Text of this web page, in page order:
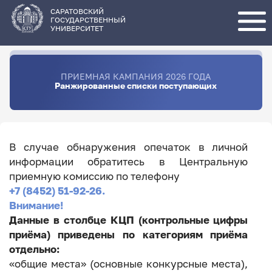
основному
содержанию
САРАТОВСКИЙ
ГОСУДАРСТВЕННЫЙ
УНИВЕРСИТЕТ
ПРИЕМНАЯ КАМПАНИЯ 2026 ГОДА
Ранжированные списки поступающих
В случае обнаружения опечаток в личной
информации обратитесь в Центральную
приемную комиссию по телефону
+7 (8452) 51-92-26.
Внимание!
Данные в столбце КЦП (контрольные цифры
приёма) приведены по категориям приёма
отдельно:
«общие места» (основные конкурсные места),